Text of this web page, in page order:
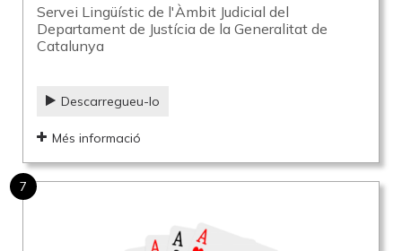
Servei Lingüístic de l'Àmbit Judicial del
Departament de Justícia de la Generalitat de
Catalunya
Descarregueu-lo
Més informació
7